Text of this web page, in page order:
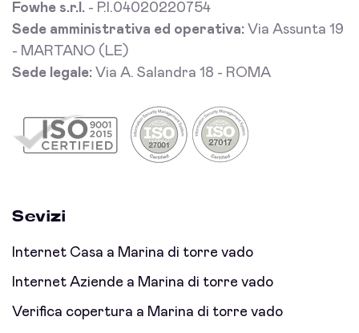
Fowhe s.r.l. - P.I.04020220754
Sede amministrativa ed operativa: Via Assunta 19
- MARTANO (LE)
Sede legale: Via A. Salandra 18 - ROMA
Sevizi
Internet Casa a Marina di torre vado
Internet Aziende a Marina di torre vado
Verifica copertura a Marina di torre vado